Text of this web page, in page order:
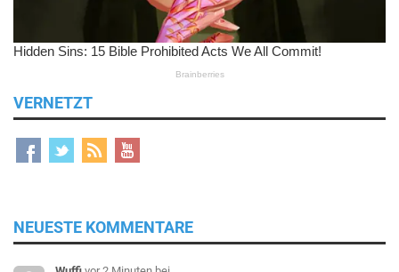
VERNETZT
NEUESTE KOMMENTARE